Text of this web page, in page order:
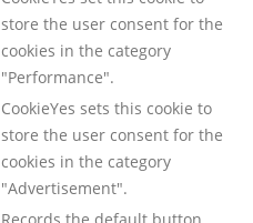
store the user consent for the
cookies in the category
"Performance".
CookieYes sets this cookie to
store the user consent for the
cookies in the category
"Advertisement".